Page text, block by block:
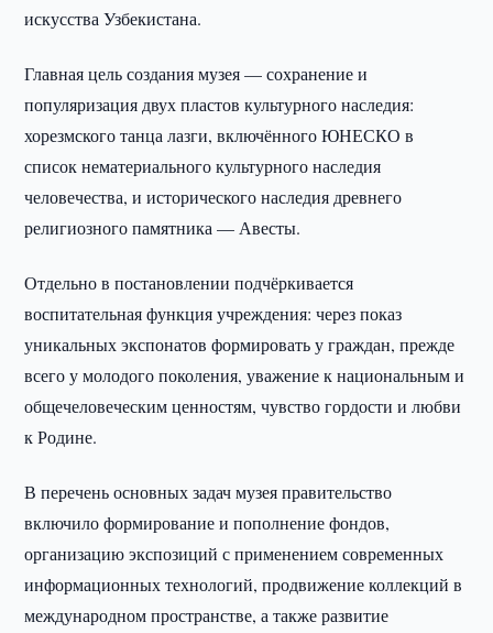
искусства Узбекистана.
Главная цель создания музея — сохранение и
популяризация двух пластов культурного наследия:
хорезмского танца лазги, включённого ЮНЕСКО в
список нематериального культурного наследия
человечества, и исторического наследия древнего
религиозного памятника — Авесты.
Отдельно в постановлении подчёркивается
воспитательная функция учреждения: через показ
уникальных экспонатов формировать у граждан, прежде
всего у молодого поколения, уважение к национальным и
общечеловеческим ценностям, чувство гордости и любви
к Родине.
В перечень основных задач музея правительство
включило формирование и пополнение фондов,
организацию экспозиций с применением современных
информационных технологий, продвижение коллекций в
международном пространстве, а также развитие